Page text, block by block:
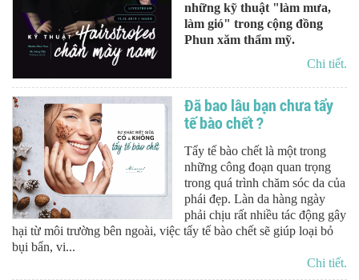
những kỹ thuật "làm mưa,
làm gió" trong cộng đồng
Phun xăm thẩm mỹ.
Chi tiết.
Đã bao lâu bạn chưa tẩy
tế bào chết ?
Tẩy tế bào chết là một trong
những công đoạn quan trọng
trong quá trình chăm sóc da của
phái đẹp. Làn da hàng ngày
phải chịu rất nhiều tác động gây
hại từ môi trường bên ngoài, việc tẩy tế bào chết sẽ giúp loại bỏ
bụi bẩn, vi...
Chi tiết.